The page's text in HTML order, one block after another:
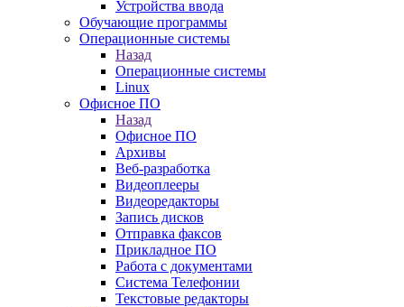
Устройства ввода
Обучающие программы
Операционные системы
Назад
Операционные системы
Linux
Офисное ПО
Назад
Офисное ПО
Архивы
Веб-разработка
Видеоплееры
Видеоредакторы
Запись дисков
Отправка факсов
Прикладное ПО
Работа с документами
Система Телефонии
Текстовые редакторы